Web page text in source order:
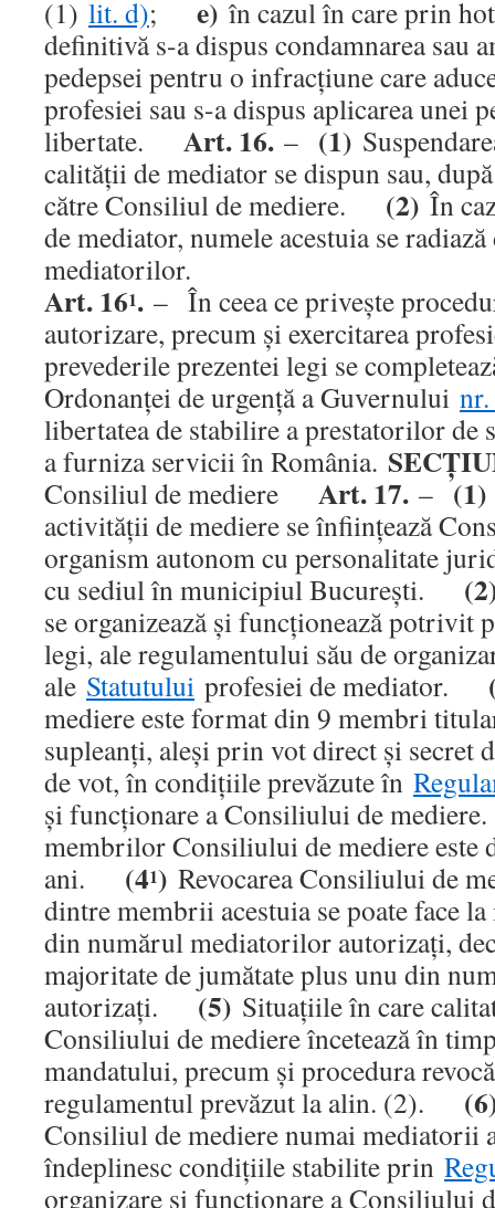
(1) lit. d); e) în cazul în care prin
definitivă s-a dispus condamnarea sau
pedepsei pentru o infracţiune care
profesiei sau s-a dispus aplicarea unei
libertate. Art. 16. – (1)
calităţii de mediator se dispun sau,
către Consiliul de mediere. (2) În
de mediator, numele acestuia se
mediatorilor.
Art. 161. – În ceea ce priveşte
autorizare, precum şi exercitarea
prevederile prezentei legi se
Ordonanţei de urgenţă a Guvernului
libertatea de stabilire a prestatorilor de
a furniza servicii în România.
Consiliul de mediere Art. 17. –(1)
activităţii de mediere se înfiinţează
organism autonom cu personalitate
cu sediul în municipiul Bucureşti.
se organizează şi funcţionează potrivit
legi, ale regulamentului său de
ale Statutului profesiei de mediator.
mediere este format din 9 membri
supleanţi, aleşi prin vot direct şi secret
de vot, în condiţiile prevăzute în
şi funcţionare a Consiliului de
membrilor Consiliului de mediere este
ani. (41) Revocarea Consiliului de
dintre membrii acestuia se poate face
din numărul mediatorilor autorizaţi,
majoritate de jumătate plus unu din
autorizaţi. (5) Situaţiile în care
Consiliului de mediere încetează în
mandatului, precum şi procedura
regulamentul prevăzut la alin. (2).
Consiliul de mediere numai mediatorii
îndeplinesc condiţiile stabilite prin
organizare şi funcţionare a Consiliului